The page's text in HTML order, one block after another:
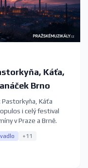
Káťa,
Brno
Káťa
i celý festival
v Praze a Brně.
+11